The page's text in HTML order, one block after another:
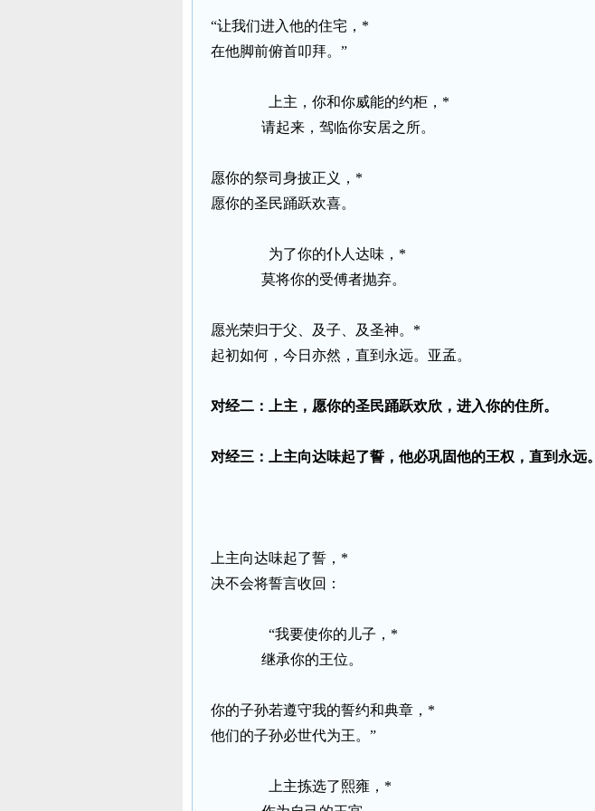
“让我们进入他的住宅， *
在他脚前俯首叩拜。”
上主，你和你威能的约柜， *
请起来，驾临你安居之所。
愿你的祭司身披正义， *
愿你的圣民踊跃欢喜。
为了你的仆人达味， *
莫将你的受傅者抛弃。
愿光荣归于父、及子、及圣神。 *
起初如何，今日亦然，直到永远。亚孟。
对经二：上主，愿你的圣民踊跃欢欣，进入你的住所。
对经三：上主向达味起了誓，他必巩固他的王权，直到永远。
上主向达味起了誓， *
决不会将誓言收回：
“我要使你的儿子， *
继承你的王位。
你的子孙若遵守我的誓约和典章， *
他们的子孙必世代为王。”
上主拣选了熙雍， *